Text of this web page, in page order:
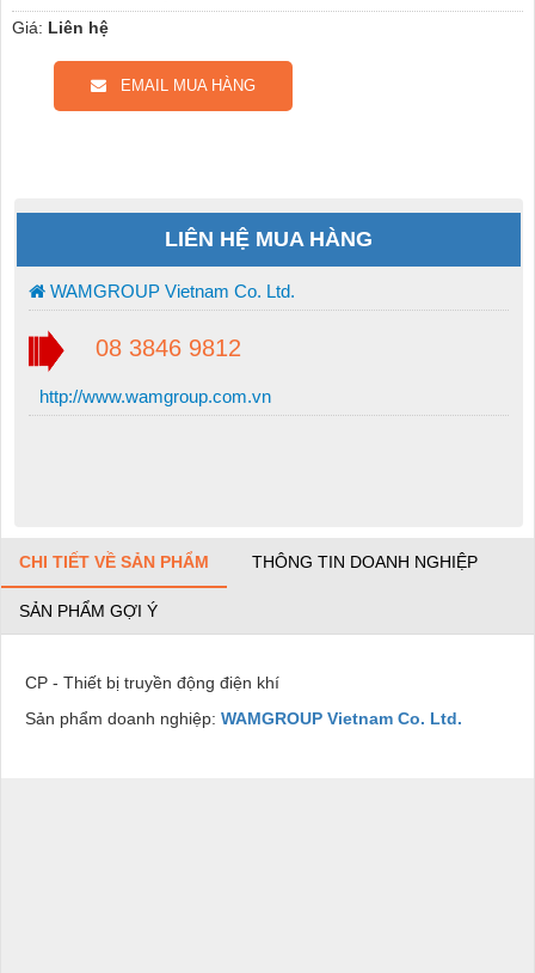
Giá: Liên hệ
EMAIL MUA HÀNG
LIÊN HỆ MUA HÀNG
WAMGROUP Vietnam Co. Ltd.
08 3846 9812
http://www.wamgroup.com.vn
CHI TIẾT VỀ SẢN PHẨM THÔNG TIN DOANH NGHIỆP
SẢN PHẨM GỢI Ý
CP - Thiết bị truyền động điện khí
Sản phẩm doanh nghiệp: WAMGROUP Vietnam Co. Ltd.